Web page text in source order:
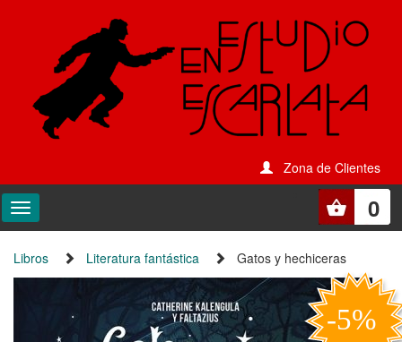
Zona de Clientes
0
Libros Literatura fantástica Gatos y hechiceras